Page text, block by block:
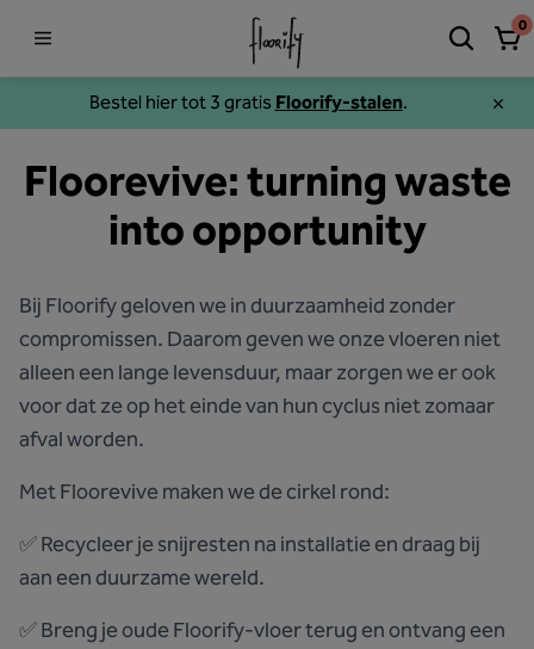
Bestel hier tot 3 gratis Floorify-stalen.
0
Floorevive: turning waste
into opportunity
Bij Floorify geloven we in duurzaamheid zonder
compromissen. Daarom geven we onze vloeren niet
alleen een lange levensduur, maar zorgen we er ook
voor dat ze op het einde van hun cyclus niet zomaar
afval worden.
Met Floorevive maken we de cirkel rond:
✅ Recycleer je snijresten na installatie en draag bij
aan een duurzame wereld.
✅ Breng je oude Floorify-vloer terug en ontvang een